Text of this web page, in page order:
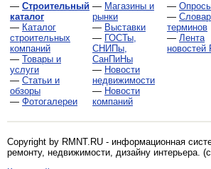
— Строительный
каталог
— Каталог
строительных
компаний
— Товары и
услуги
— Статьи и
обзоры
— Фотогалереи
— Магазины и
рынки
— Выставки
— ГОСТы,
СНИПы,
СанПиНы
— Новости
недвижимости
— Новости
компаний
—
—
терминов
— Лента
новостей
Copyright by RMNT.RU - информационная
ремонту, недвижимости, дизайну интерьера.